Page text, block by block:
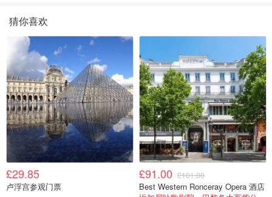
猜你喜欢
£29.85
卢浮宫参观门票
£91.00 £101.00
Best Western Ronceray Opera 酒店